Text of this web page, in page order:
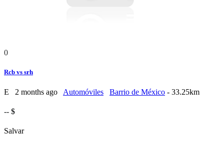
0
Rcb vs srh
E 2 months ago Automóviles Barrio de México - 33.25km
-- $
Salvar